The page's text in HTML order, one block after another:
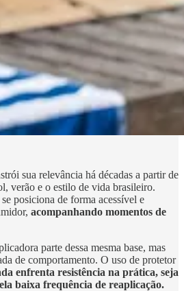
sua relevância há décadas a partir de
verão e o estilo de vida brasileiro.
posiciona de forma acessível e
acompanhando momentos de
parte dessa mesma base, mas
de comportamento. O uso de protetor
enfrenta resistência na prática, seja
baixa frequência de reaplicação.